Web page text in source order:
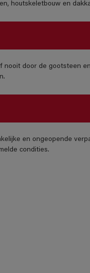
houtskeletbouw en
nooit door de gootsteen
en ongeopende
condities.